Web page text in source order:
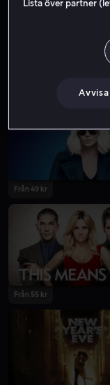
Från 49 kr
Från 55 kr
Lista över partner
Avvisa